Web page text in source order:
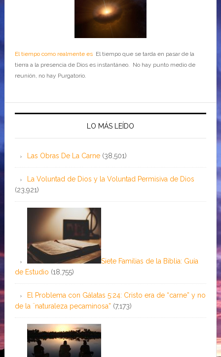
El tiempo como realmente esEl tiempo que se tarda en pasar de la
tierra a la presencia de Dios es instantáneo. No hay punto medio de
reunión, no hay Purgatorio.
LO MÁS LEÍDO
Las Obras De La Carne (38,501)
La Voluntad de Dios y la Voluntad Permisiva de Dios
(23,921)
Siete Familias de la Biblia: Guía
de Estudio (18,755)
El Problema con Gálatas 5:24: Cristo era de “carne” y no
de la ¨naturaleza pecaminosa” (7,173)